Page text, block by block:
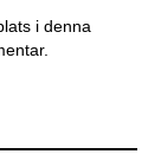
i denna